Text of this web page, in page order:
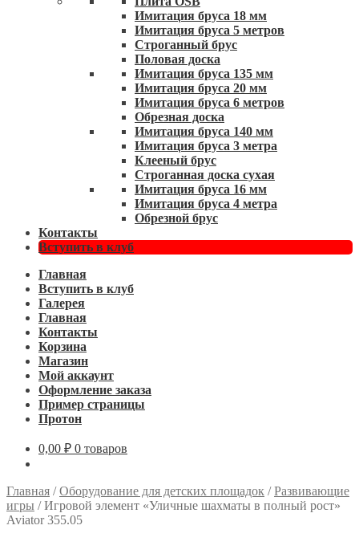
Имитация бруса 18 мм
Имитация бруса 5 метров
Строганный брус
Половая доска
Имитация бруса 135 мм
Имитация бруса 20 мм
Имитация бруса 6 метров
Обрезная доска
Имитация бруса 140 мм
Имитация бруса 3 метра
Клееный брус
Строганная доска сухая
Имитация бруса 16 мм
Имитация бруса 4 метра
Обрезной брус
Контакты
Вступить в клуб
Главная
Вступить в клуб
Галерея
Главная
Контакты
Корзина
Магазин
Мой аккаунт
Оформление заказа
Пример страницы
Протон
0,00 ₽ 0 товаров
Главная /Оборудование для детских площадок /Развивающие
игры /Игровой элемент «Уличные шахматы в полный рост»
Aviator 355.05